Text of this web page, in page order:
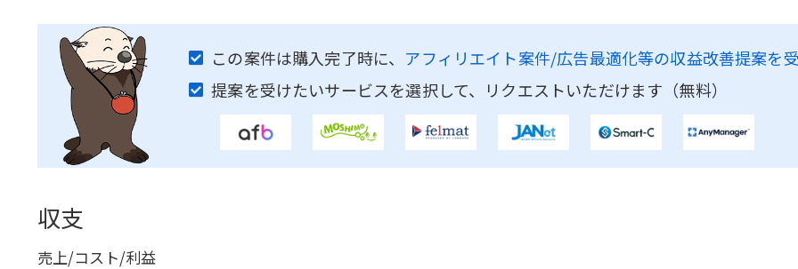
この案件は購入完了時に、 アフィリエイト案件/広告最適化等の収益改善提案を
提案を受けたいサービスを選択して、リクエストいただけます（無料）
収支
売上/コスト/利益